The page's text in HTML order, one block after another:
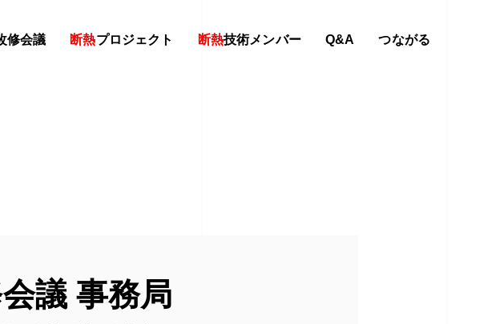
修会議 断熱プロジェクト 断熱技術メンバー Q&A つながる
議 事務局